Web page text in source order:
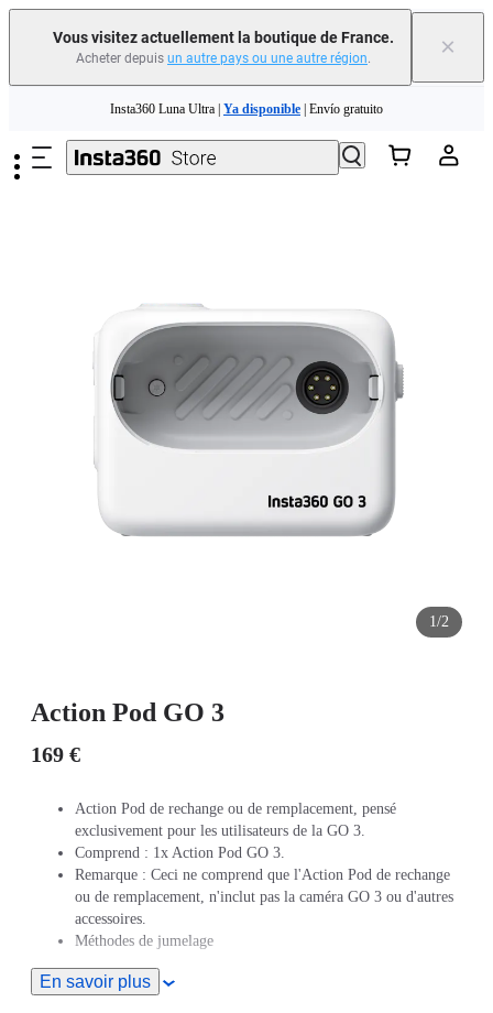
Vous visitez actuellement la boutique de France.
Acheter depuis un autre pays ou une autre région. ×
Need shopping help? | Chat with our experts now!
Insta360 Luna Ultra | Ya disponible | Envío gratuito
1/2
Action Pod GO 3
169 €
Action Pod de rechange ou de remplacement, pensé
exclusivement pour les utilisateurs de la GO 3.
Comprend : 1x Action Pod GO 3.
Remarque : Ceci ne comprend que l'Action Pod de rechange
ou de remplacement, n'inclut pas la caméra GO 3 ou d'autres
accessoires.
Méthodes de jumelage
Allumer la caméra : Appuyez et maintenez le bouton de la
caméra GO 3 enfoncé pendant 2 secondes pour allumer la
En savoir plus